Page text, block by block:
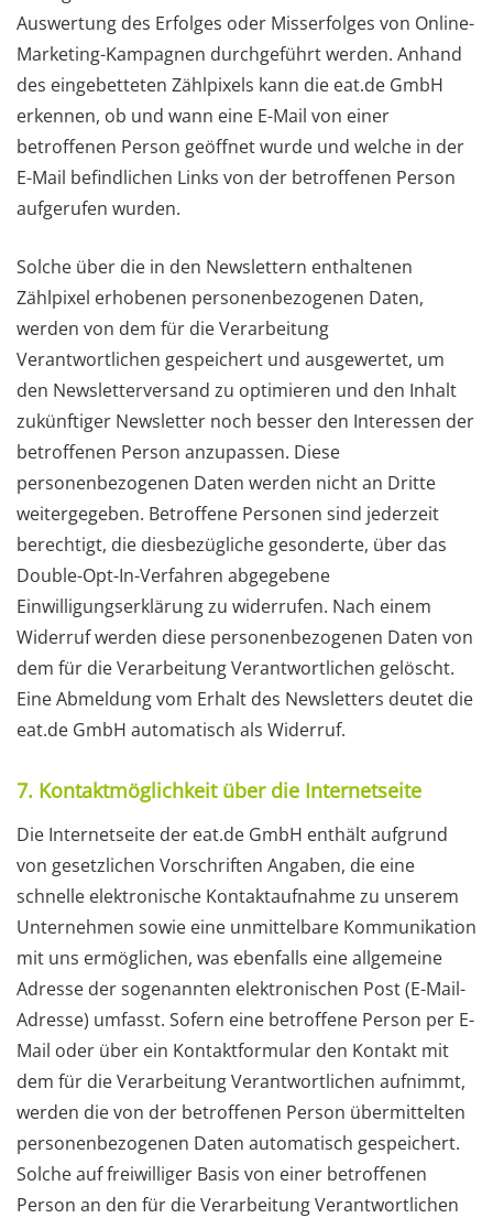
Auswertung des Erfolges oder Misserfolges von Online-
Marketing-Kampagnen durchgeführt werden. Anhand
des eingebetteten Zählpixels kann die eat.de GmbH
erkennen, ob und wann eine E-Mail von einer
betroffenen Person geöffnet wurde und welche in der
E-Mail befindlichen Links von der betroffenen Person
aufgerufen wurden.
Solche über die in den Newslettern enthaltenen
Zählpixel erhobenen personenbezogenen Daten,
werden von dem für die Verarbeitung
Verantwortlichen gespeichert und ausgewertet, um
den Newsletterversand zu optimieren und den Inhalt
zukünftiger Newsletter noch besser den Interessen der
betroffenen Person anzupassen. Diese
personenbezogenen Daten werden nicht an Dritte
weitergegeben. Betroffene Personen sind jederzeit
berechtigt, die diesbezügliche gesonderte, über das
Double-Opt-In-Verfahren abgegebene
Einwilligungserklärung zu widerrufen. Nach einem
Widerruf werden diese personenbezogenen Daten von
dem für die Verarbeitung Verantwortlichen gelöscht.
Eine Abmeldung vom Erhalt des Newsletters deutet die
eat.de GmbH automatisch als Widerruf.
7. Kontaktmöglichkeit über die Internetseite
Die Internetseite der eat.de GmbH enthält aufgrund
von gesetzlichen Vorschriften Angaben, die eine
schnelle elektronische Kontaktaufnahme zu unserem
Unternehmen sowie eine unmittelbare Kommunikation
mit uns ermöglichen, was ebenfalls eine allgemeine
Adresse der sogenannten elektronischen Post (E-Mail-
Adresse) umfasst. Sofern eine betroffene Person per E-
Mail oder über ein Kontaktformular den Kontakt mit
dem für die Verarbeitung Verantwortlichen aufnimmt,
werden die von der betroffenen Person übermittelten
personenbezogenen Daten automatisch gespeichert.
Solche auf freiwilliger Basis von einer betroffenen
Person an den für die Verarbeitung Verantwortlichen